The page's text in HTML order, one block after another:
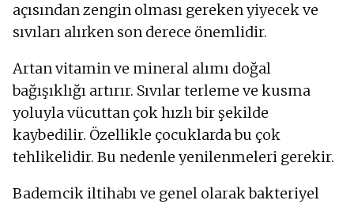
açısından zengin olması gereken yiyecek ve
sıvıları alırken son derece önemlidir.
Artan vitamin ve mineral alımı doğal
bağışıklığı artırır. Sıvılar terleme ve kusma
yoluyla vücuttan çok hızlı bir şekilde
kaybedilir. Özellikle çocuklarda bu çok
tehlikelidir. Bu nedenle yenilenmeleri gerekir.
Bademcik iltihabı ve genel olarak bakteriyel